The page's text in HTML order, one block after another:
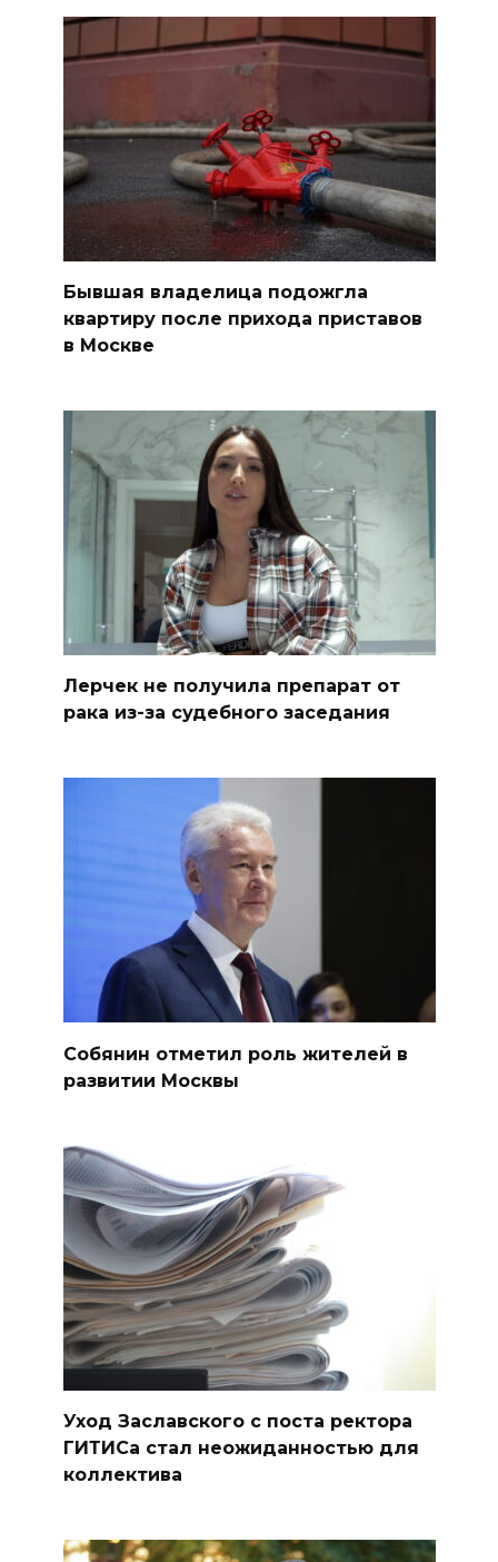
Бывшая владелица подожгла
квартиру после прихода приставов
в Москве
Лерчек не получила препарат от
рака из-за судебного заседания
Собянин отметил роль жителей в
развитии Москвы
Уход Заславского с поста ректора
ГИТИСа стал неожиданностью для
коллектива